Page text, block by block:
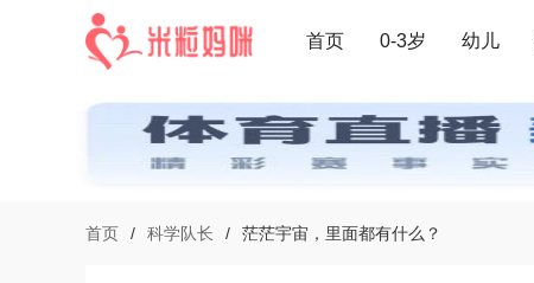
首页 0-3岁 幼儿
首页 / 科学队长 / 茫茫宇宙，里面都有什么？